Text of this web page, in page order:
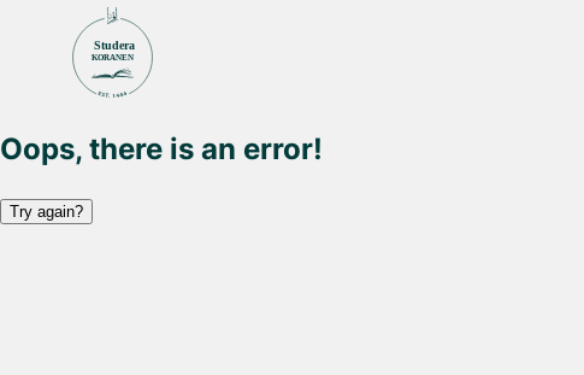
Studera
KORANEN
Oops, there is an error!
Try again?